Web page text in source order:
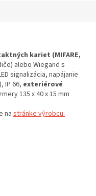
kariet (MIFARE,
alebo Wiegand s
signalizácia, napájanie
IP 66, exteriérové
135 x 40 x 15 mm
na stránke výrobcu.